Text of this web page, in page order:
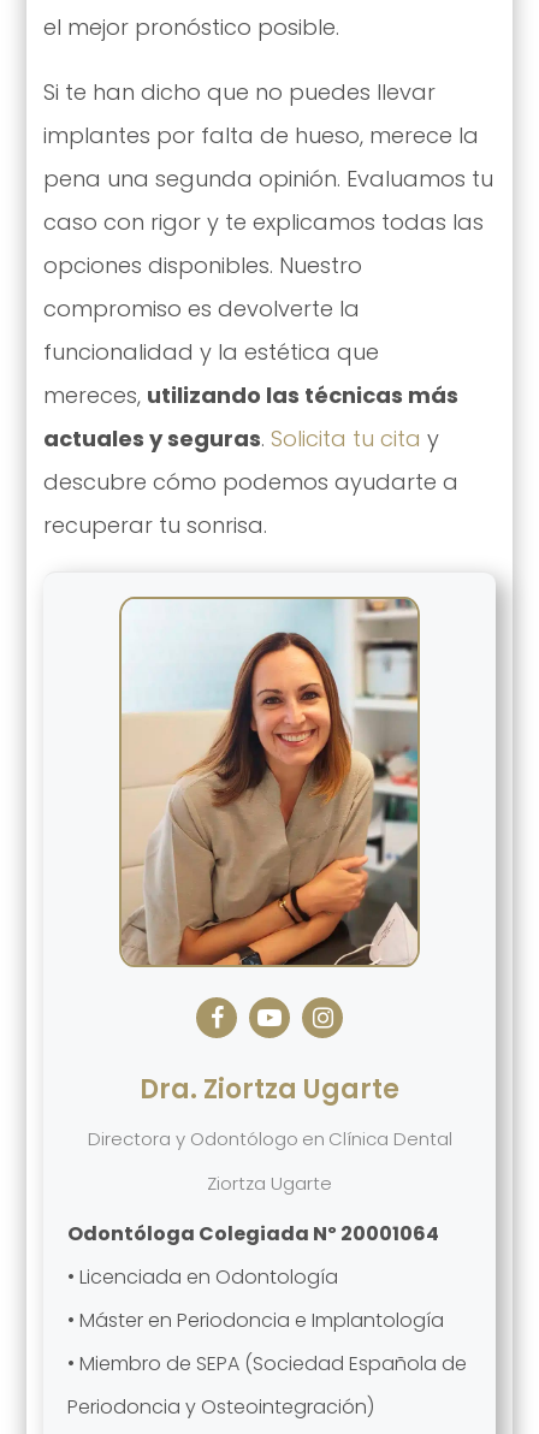
el mejor pronóstico posible.
Si te han dicho que no puedes llevar
implantes por falta de hueso, merece la
pena una segunda opinión. Evaluamos tu
caso con rigor y te explicamos todas las
opciones disponibles. Nuestro
compromiso es devolverte la
funcionalidad y la estética que
mereces, utilizando las técnicas más
actuales y seguras. Solicita tu cita y
descubre cómo podemos ayudarte a
recuperar tu sonrisa.
Dra. Ziortza Ugarte
Directora y Odontólogo en Clínica Dental
Ziortza Ugarte
Odontóloga Colegiada Nº 20001064
• Licenciada en Odontología
• Máster en Periodoncia e Implantología
• Miembro de SEPA (Sociedad Española de
Periodoncia y Osteointegración)